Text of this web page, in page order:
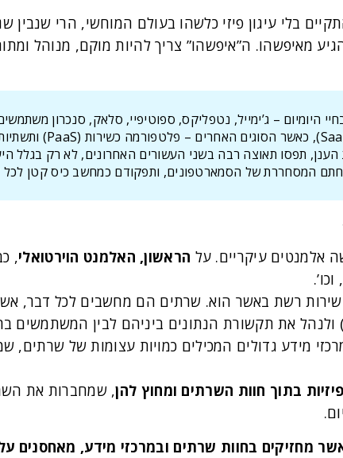
בלי עיגון פיזי כלשהו בעולם המוחשי, הרי
מאיפשהו. ה”איפשהו” צריך להיות מוקם, מנוהל
היומיום – ג’ימייל, נטפליקס, ספוטיפיי, סלאק, סנכרון
הענן, תפסו תאוצה רבה בשני העשורים האחרונים, לא רק בגלל
המסחררת של הסמארטפונים, ותפקודם כמחשב כיס קטן לכל
אלמנטים עיקריים. על הראשון, האלמנט הוירטואלי,
רשת באשר הוא. שרתים הם מחשבים לכל דבר,
ולנהל את תקשורת הנתונים ביניהם לבין
מידע גדולים המכילים כמויות עצומות של שרתים,
בתוך חוות השרתים ומחוץ להן, שמחברות את
מחזיקים בחוות שרתים ובמרכזי מידע, מאחסנים